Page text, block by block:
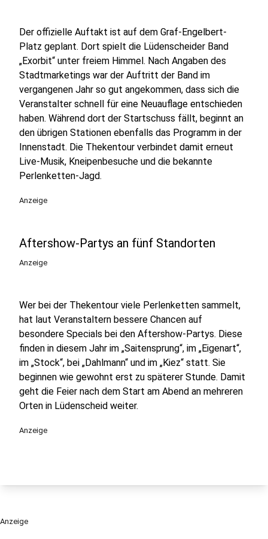
Der offizielle Auftakt ist auf dem Graf-Engelbert-
Platz geplant. Dort spielt die Lüdenscheider Band
„Exorbit“ unter freiem Himmel. Nach Angaben des
Stadtmarketings war der Auftritt der Band im
vergangenen Jahr so gut angekommen, dass sich die
Veranstalter schnell für eine Neuauflage entschieden
haben. Während dort der Startschuss fällt, beginnt an
den übrigen Stationen ebenfalls das Programm in der
Innenstadt. Die Thekentour verbindet damit erneut
Live-Musik, Kneipenbesuche und die bekannte
Perlenketten-Jagd.
Anzeige
Aftershow-Partys an fünf Standorten
Anzeige
Wer bei der Thekentour viele Perlenketten sammelt,
hat laut Veranstaltern bessere Chancen auf
besondere Specials bei den Aftershow-Partys. Diese
finden in diesem Jahr im „Saitensprung“, im „Eigenart“,
im „Stock“, bei „Dahlmann“ und im „Kiez“ statt. Sie
beginnen wie gewohnt erst zu späterer Stunde. Damit
geht die Feier nach dem Start am Abend an mehreren
Orten in Lüdenscheid weiter.
Anzeige
Anzeige